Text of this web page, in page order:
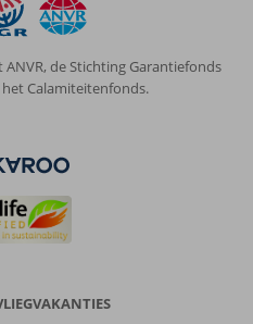
de Stichting Garantiefonds
het Calamiteitenfonds.